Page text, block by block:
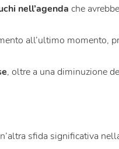
nell’agenda che
all’ultimo momento,
, oltre a una diminuzione
sfida significativa